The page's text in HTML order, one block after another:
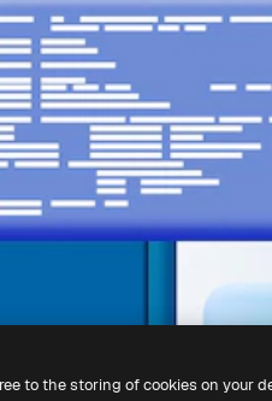
to the storing of cookies on your